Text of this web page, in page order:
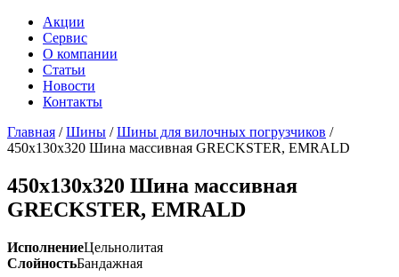
Акции
Сервис
О компании
Статьи
Новости
Контакты
Главная /Шины /Шины для вилочных погрузчиков /
450х130х320 Шина массивная GRECKSTER, EMRALD
450х130х320 Шина массивная
GRECKSTER, EMRALD
ИсполнениеЦельнолитая
СлойностьБандажная